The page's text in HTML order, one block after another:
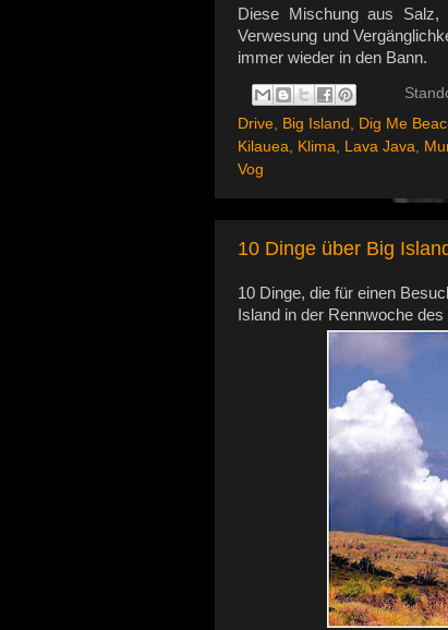
Diese Mischung aus
Verwesung und
immer wieder in den Bann.
Drive Big Island Dig Me
Kilauea
Klima Lava Java
Vog
10 Dinge über Big
10 Dinge, die für einen
Island in der Rennwoche